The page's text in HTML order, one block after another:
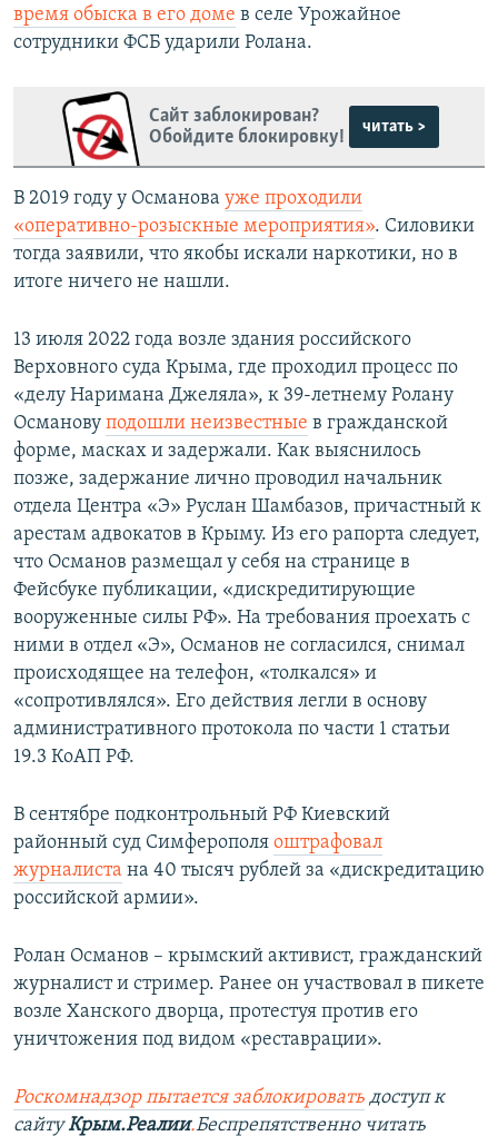
время обыска в его доме в селе Урожайное
сотрудники ФСБ ударили Ролана.
Сайт заблокирован?
Обойдите блокировку!
читать >
В 2019 году у Османова уже проходили
«оперативно-розыскные мероприятия». Силовики
тогда заявили, что якобы искали наркотики, но в
итоге ничего не нашли.
13 июля 2022 года возле здания российского
Верховного суда Крыма, где проходил процесс по
«делу Наримана Джеляла», к 39-летнему Ролану
Османову подошли неизвестные в гражданской
форме, масках и задержали. Как выяснилось
позже, задержание лично проводил начальник
отдела Центра «Э» Руслан Шамбазов, причастный к
арестам адвокатов в Крыму. Из его рапорта следует,
что Османов размещал у себя на странице в
Фейсбуке публикации, «дискредитирующие
вооруженные силы РФ». На требования проехать с
ними в отдел «Э», Османов не согласился, снимал
происходящее на телефон, «толкался» и
«сопротивлялся». Его действия легли в основу
административного протокола по части 1 статьи
19.3 КоАП РФ.
В сентябре подконтрольный РФ Киевский
районный суд Симферополя оштрафовал
журналиста на 40 тысяч рублей за «дискредитацию
российской армии».
Ролан Османов – крымский активист, гражданский
журналист и стример. Ранее он участвовал в пикете
возле Ханского дворца, протестуя против его
уничтожения под видом «реставрации».
Роскомнадзор пытается заблокировать доступ к
сайтуКрым.Реалии.Беспрепятственно читать